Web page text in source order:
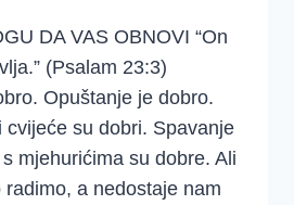
DA VAS OBNOVI “On
(Psalam 23:3)
Opuštanje je dobro.
cvijeće su dobri. Spavanje
mjehurićima su dobre. Ali
a nedostaje nam